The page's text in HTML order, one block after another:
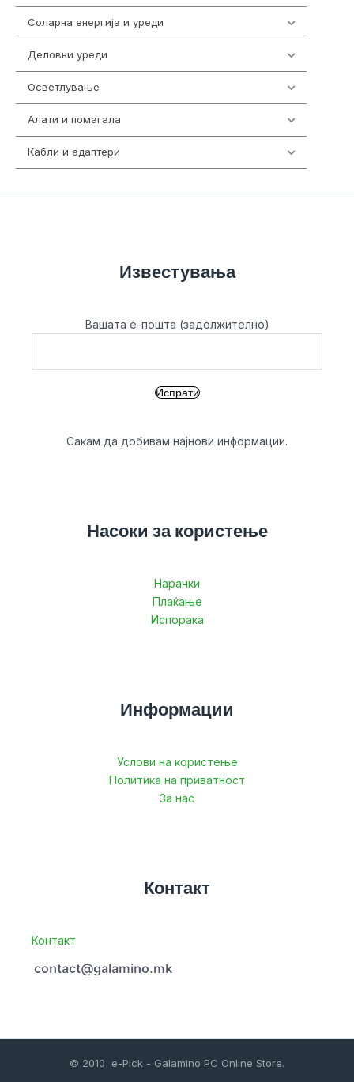
Соларна енергија и уреди
Деловни уреди
Осветлување
Алати и помагала
Кабли и адаптери
Известувања
Вашата е-пошта (задолжително)
Сакам да добивам најнови информации.
Насоки за користење
Нарачки
Плаќање
Испорака
Информации
Услови на користење
Политика на приватност
За нас
Контакт
Контакт
© 2010 e-Pick - Galamino PC Online Store.